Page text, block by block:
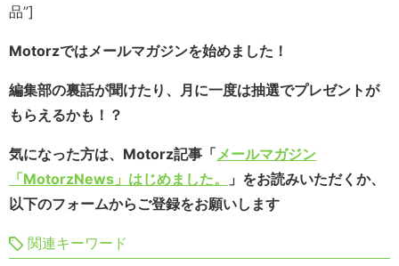
品”]
Motorzではメールマガジンを始めました！
編集部の裏話が聞けたり、月に一度は抽選でプレゼントが
もらえるかも！？
気になった方は、Motorz記事「メールマガジン
「MotorzNews」はじめました。
」をお読みいただくか、
以下のフォームからご登録をお願いします
関連キーワード